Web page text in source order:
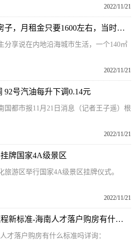
2022/11/21
内地一个140㎡的三室房子，月租金只要1600左右，当时我都惊呆了
分享说在内地沿海城市生活，一个140㎡
2022/11/21
92号汽油每升下调0.14元
国都市报11月21日消息（记者王子遥）根
2022/11/21
牌国家4A级景区
旅游区举行国家4A级景区挂牌仪式。
2022/11/21
环球即时：落户海南流程新标准-海南人才落户购房有什么标准吗
才落户购房有什么标准吗详询：